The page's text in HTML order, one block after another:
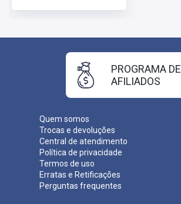
Quem somos
Trocas e devoluções
Central de atendimento
Política de privacidade
Termos de uso
Erratas e Retificações
Perguntas frequentes
PROGRAMA DE
AFILIADOS